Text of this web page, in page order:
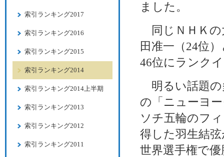
ました。
同じＮＨＫの
田准一（24位
46位にランク
明るい話題の
の「ニューヨ
ソチ五輪のフ
得した羽生結
世界選手権で
索引ランキング2017
索引ランキング2016
索引ランキング2015
索引ランキング2014
索引ランキング2014上半期
索引ランキング2013
索引ランキング2012
索引ランキング2011